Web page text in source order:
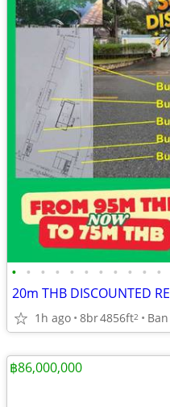
• • • • • • • • • • •
1h ago 8br4856ft2
฿86,000,000